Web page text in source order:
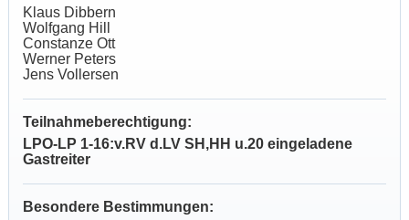
Klaus Dibbern
Wolfgang Hill
Constanze Ott
Werner Peters
Jens Vollersen
Teilnahmeberechtigung:
LPO-LP 1-16:v.RV d.LV SH,HH u.20 eingeladene
Gastreiter
Besondere Bestimmungen: